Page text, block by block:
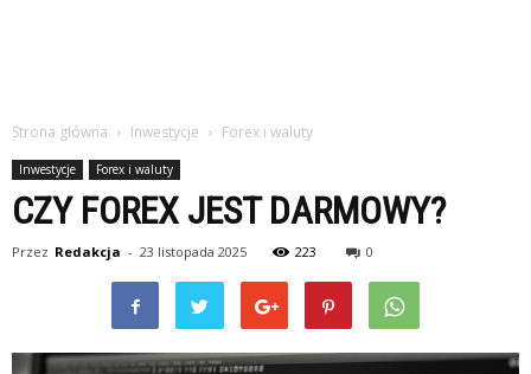
Strona główna Inwestycje Forex i waluty
Inwestycje Forex i waluty
CZY FOREX JEST DARMOWY?
Przez Redakcja - 23 listopada 2025 223 0